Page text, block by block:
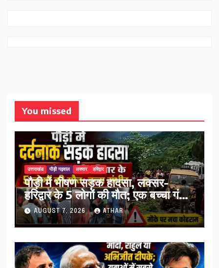
You missed
उत्तराखंड पौड़ी गढ़वाल लक्सर हरिद्वार
पौड़ी में भीषण सड़क हादसा, लक्सर-
हरिद्वार के 5 लोगों की मौत; एक बच्चा गंभीर
घायल…
AUGUST 7, 2026 ATHAR